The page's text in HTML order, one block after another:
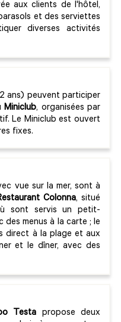
aux clients de l'hôtel,
et des serviettes
diverses activités
ans) peuvent participer
Miniclub, organisées par
Le Miniclub est ouvert
fixes.
vue sur la mer, sont à
Colonna, situé
sont servis un petit-
menus à la carte ; le
direct à la plage et aux
et le dîner, avec des
Testa propose deux